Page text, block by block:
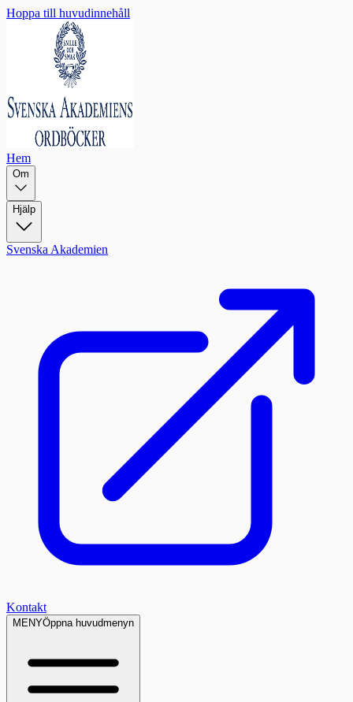
Hoppa till huvudinnehåll
Hem
Om
Hjälp
Svenska Akademien
Kontakt
MENYÖppna huvudmenyn